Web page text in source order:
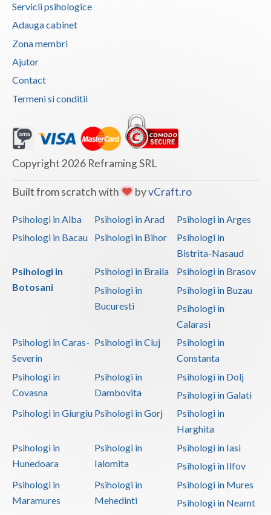
Vrancea
Servicii psihologice
Adauga cabinet
Zona membri
Ajutor
Contact
Termeni si conditii
Copyright 2026 Reframing SRL
Built from scratch with byvCraft.ro
Psihologi in Alba Psihologi in Arad
Psihologi in Arges
Psihologi in Bacau
Psihologi in Bihor
Psihologi in
Bistrita-Nasaud
Psihologi in
Botosani
Psihologi in Braila
Psihologi in Brasov
Psihologi in
Bucuresti
Psihologi in Buzau
Psihologi in
Calarasi
Psihologi in Caras-
Severin
Psihologi in Cluj
Psihologi in
Constanta
Psihologi in
Covasna
Psihologi in
Dambovita
Psihologi in Dolj
Psihologi in Galati
Psihologi in Giurgiu Psihologi in Gorj
Psihologi in
Harghita
Psihologi in
Hunedoara
Psihologi in
Ialomita
Psihologi in Iasi
Psihologi in Ilfov
Psihologi in
Maramures
Psihologi in
Mehedinti
Psihologi in Mures
Psihologi in Neamt